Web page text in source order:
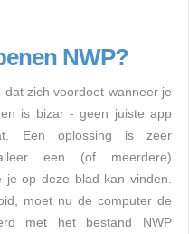
NWP?
zich voordoet wanneer je
is bizar - geen juiste app
Een oplossing is zeer
een (of meerdere)
op deze blad kan vinden.
moet nu de computer de
met het bestand NWP